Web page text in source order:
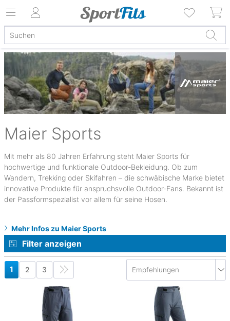
Maier Sports
Mit mehr als 80 Jahren Erfahrung steht Maier Sports für
hochwertige und funktionale Outdoor-Bekleidung. Ob zum
Wandern, Trekking oder Skifahren – die schwäbische Marke bietet
innovative Produkte für anspruchsvolle Outdoor-Fans. Bekannt ist
der Passformspezialist vor allem für seine Hosen.
Mehr Infos zu Maier Sports
Filter anzeigen
1 2 3